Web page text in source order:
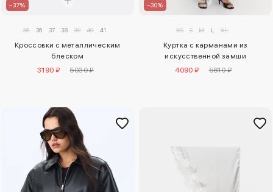
–37%
35 36 37 38 39 40 41
Кроссовки с металлическим
блеском
3190 ₽
5030 ₽
–30%
XS S M L XL
Куртка с карманами из
искусственной замши
4090 ₽
5810 ₽